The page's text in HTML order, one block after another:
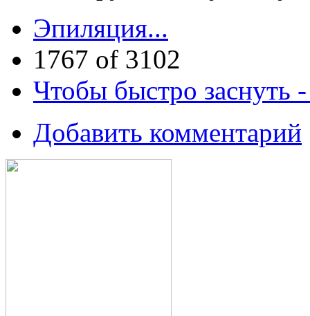
Эпиляция...
1767 of 3102
Чтобы быстро заснуть
Добавить комментарий